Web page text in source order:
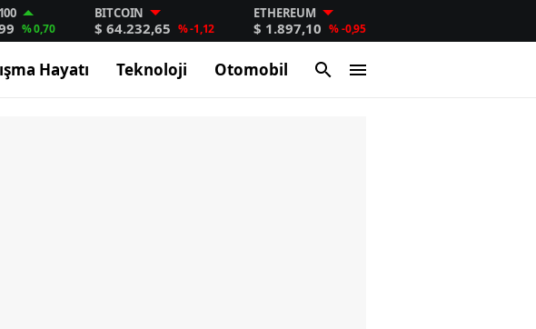
% 0,70
BITCOIN
$ 64.232,65 % -1,12
ETHEREUM
$ 1.897,10 % -0,95
Hayatı Teknoloji Otomobil